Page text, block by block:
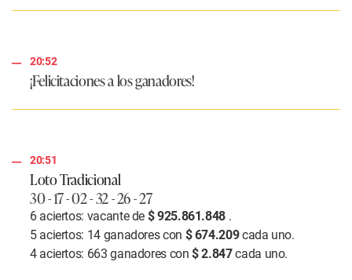
20:52
¡Felicitaciones a los ganadores!
20:51
Loto Tradicional
30 - 17 - 02 - 32 - 26 - 27
6 aciertos: vacante de $ 925.861.848 .
5 aciertos: 14 ganadores con $ 674.209cada uno.
4 aciertos: 663 ganadores con$ 2.847cada uno.